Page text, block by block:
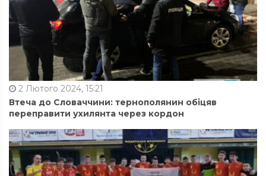
2 Лютого 2024, 15:21
Втеча до Словаччини: тернополянин обіцяв
переправити ухилянта через кордон